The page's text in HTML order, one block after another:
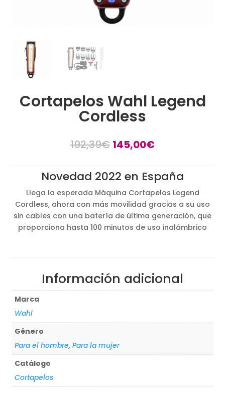
Cortapelos Wahl Legend
Cordless
192,39€ El
era:
192,39€.
145,00€El
es:
145,00€.
Novedad 2022 en España
Llega la esperada Máquina Cortapelos Legend
Cordless, ahora con más movilidad gracias a su uso
sin cables con una batería de última generación, que
proporciona hasta 100 minutos de uso inalámbrico
Información adicional
Marca
Wahl
Género
Para el hombre,Para la mujer
Catálogo
Cortapelos